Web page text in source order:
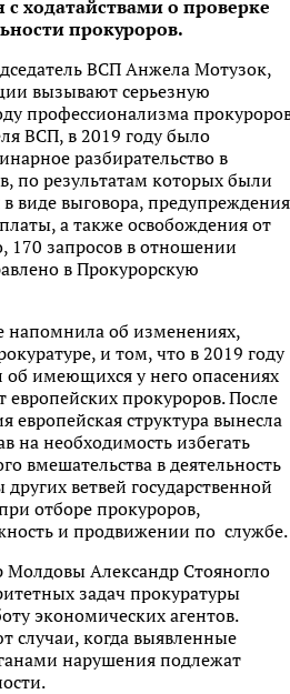
с ходатайствами о проверке
прокуроров.
ВСП Анжела Мотузок,
вызывают серьезную
профессионализма
ВСП, в 2019 году было
разбирательство в
по результатам которых были
виде выговора,
а также освобождения от
170 запросов в отношении
в Прокурорскую
напомнила об изменениях,
и том, что в 2019 году
имеющихся у него опасениях
европейских прокуроров. После
европейская структура вынесла
на необходимость избегать
вмешательства в деятельность
ветвей государственной
отборе прокуроров,
и продвижении по службе.
Молдовы Александр Стояногло
задач прокуратуры
экономических агентов.
случаи, когда выявленные
нарушения подлежат